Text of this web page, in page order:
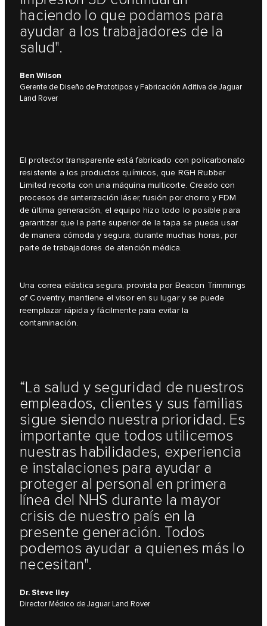
haciendo lo que podamos para
ayudar a los trabajadores de la
salud".
Ben Wilson
Gerente de Diseño de Prototipos y Fabricación Aditiva de Jaguar
Land Rover
El protector transparente está fabricado con policarbonato
resistente a los productos químicos, que RGH Rubber
Limited recorta con una máquina multicorte. Creado con
procesos de sinterización láser, fusión por chorro y FDM
de última generación, el equipo hizo todo lo posible para
garantizar que la parte superior de la tapa se pueda usar
de manera cómoda y segura, durante muchas horas, por
parte de trabajadores de atención médica.
Una correa elástica segura, provista por Beacon Trimmings
of Coventry, mantiene el visor en su lugar y se puede
reemplazar rápida y fácilmente para evitar la
contaminación.
“La salud y seguridad de nuestros
empleados, clientes y sus familias
sigue siendo nuestra prioridad. Es
importante que todos utilicemos
nuestras habilidades, experiencia
e instalaciones para ayudar a
proteger al personal en primera
línea del NHS durante la mayor
crisis de nuestro país en la
presente generación. Todos
podemos ayudar a quienes más lo
necesitan".
Dr. Steve Iley
Director Médico de Jaguar Land Rover